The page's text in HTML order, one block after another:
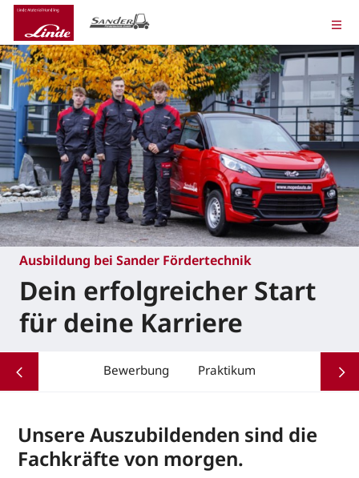
Ausbildung bei Sander Fördertechnik
Dein erfolgreicher Start
für deine Karriere
Bewerbung Praktikum
Unsere Auszubildenden sind die
Fachkräfte von morgen.